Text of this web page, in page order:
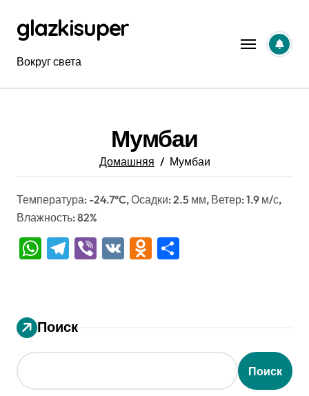
содержанию
glazkisuper
Вокруг света
Мумбаи
Домашняя Мумбаи
Температура: -24.7°C, Осадки: 2.5 мм, Ветер: 1.9 м/с,
Влажность: 82%
WhatsApp
Telegram
Viber
VK Odnoklassniki
Поиск
Поиск